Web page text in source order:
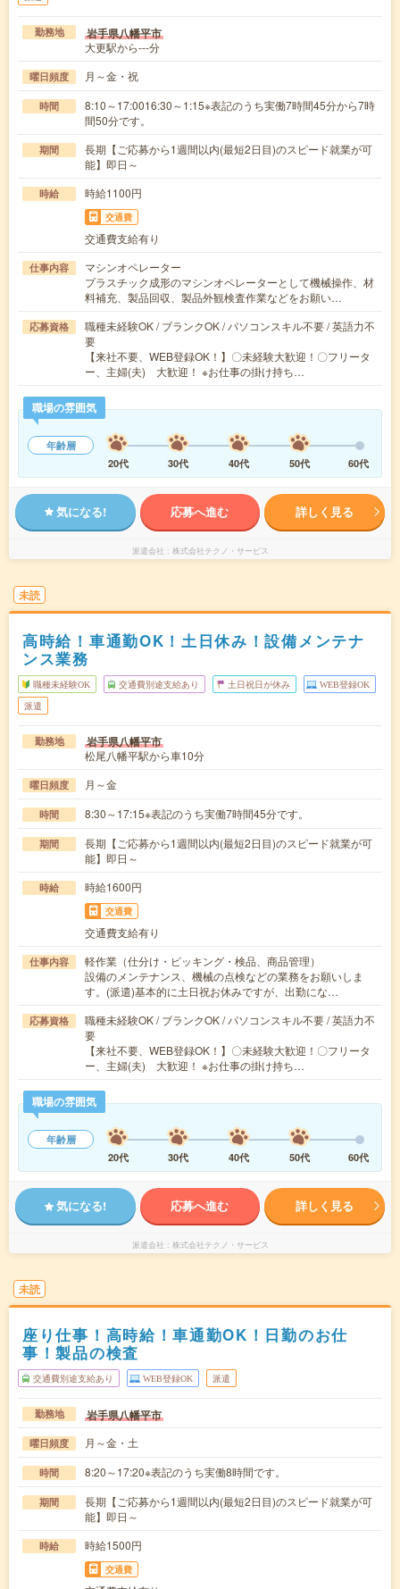
勤務地 岩手県八幡平市
大更駅から---分
曜日頻度 月～金・祝
時間
8:10～17:0016:30～1:15※表記のうち実働7時間45分から7時
間50分です。
期間
長期【ご応募から1週間以内(最短2日目)のスピード就業が可
能】即日～
時給 時給1100円
交通費
交通費支給有り
仕事内容
マシンオペレーター
プラスチック成形のマシンオペレーターとして機械操作、材
料補充、製品回収、製品外観検査作業などをお願い…
応募資格
職種未経験OK / ブランクOK / パソコンスキル不要 / 英語力不
要
【来社不要、WEB登録OK！】〇未経験大歓迎！〇フリータ
ー、主婦(夫) 大歓迎！ ※お仕事の掛け持ち…
職場の雰囲気
年齢層
20代
30代 40代 50代 60代
気になる! 応募へ進む 詳しく見る
派遣会社 株式会社テクノ・サービス
未読
高時給！車通勤OK！土日休み！設備メンテナ
ンス業務
職種未経験OK 交通費別途支給あり 土日祝日が休み WEB登録OK
派遣
勤務地 岩手県八幡平市
松尾八幡平駅から車10分
曜日頻度 月～金
時間 8:30～17:15※表記のうち実働7時間45分です。
期間
長期【ご応募から1週間以内(最短2日目)のスピード就業が可
能】即日～
時給 時給1600円
交通費
交通費支給有り
仕事内容
軽作業（仕分け・ピッキング・検品、商品管理）
設備のメンテナンス、機械の点検などの業務をお願いしま
す。(派遣)基本的に土日祝お休みですが、出勤にな…
応募資格
職種未経験OK / ブランクOK / パソコンスキル不要 / 英語力不
要
【来社不要、WEB登録OK！】〇未経験大歓迎！〇フリータ
ー、主婦(夫) 大歓迎！ ※お仕事の掛け持ち…
職場の雰囲気
年齢層
20代
30代 40代 50代 60代
気になる! 応募へ進む 詳しく見る
派遣会社 株式会社テクノ・サービス
未読
座り仕事！高時給！車通勤OK！日勤のお仕
事！製品の検査
交通費別途支給あり WEB登録OK 派遣
勤務地 岩手県八幡平市
曜日頻度 月～金・土
時間 8:20～17:20※表記のうち実働8時間です。
期間
長期【ご応募から1週間以内(最短2日目)のスピード就業が可
能】即日～
時給 時給1500円
交通費